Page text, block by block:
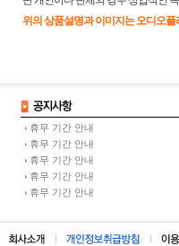
위의 상품설명과 이미지는 오디오
휴무 기간 안내
휴무 기간 안내
휴무 기간 안내
휴무 기간 안내
휴무 기간 안내